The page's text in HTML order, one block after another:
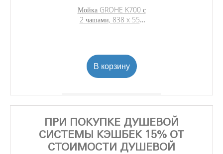
Мойка GROHE K700 с
2 чашами, 838 x 559
В корзину
ПРИ ПОКУПКЕ ДУШЕВОЙ
СИСТЕМЫ КЭШБЕК 15% ОТ
СТОИМОСТИ ДУШЕВОЙ